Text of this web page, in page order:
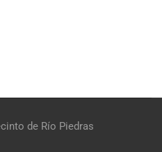
de Río Piedras